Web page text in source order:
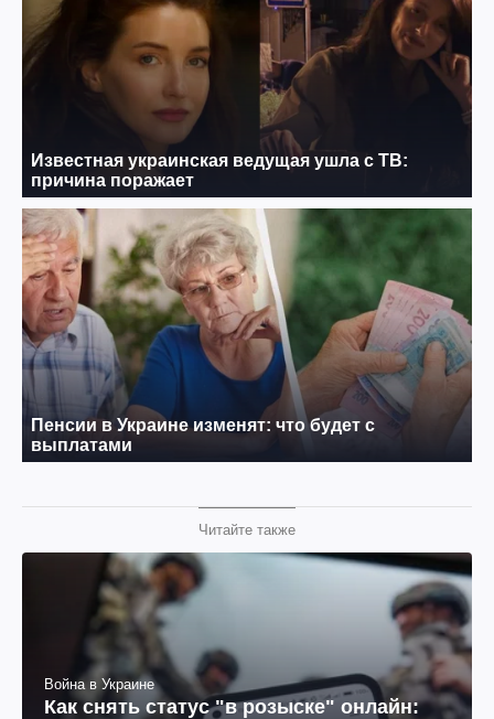
Читайте также
Война в Украине
Как снять статус "в розыске" онлайн: